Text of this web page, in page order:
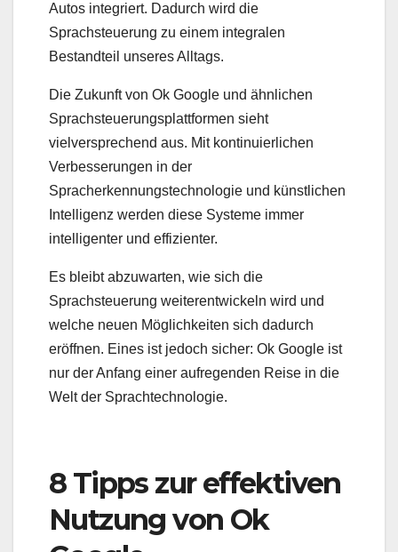
Autos integriert. Dadurch wird die
Sprachsteuerung zu einem integralen
Bestandteil unseres Alltags.
Die Zukunft von Ok Google und ähnlichen
Sprachsteuerungsplattformen sieht
vielversprechend aus. Mit kontinuierlichen
Verbesserungen in der
Spracherkennungstechnologie und künstlichen
Intelligenz werden diese Systeme immer
intelligenter und effizienter.
Es bleibt abzuwarten, wie sich die
Sprachsteuerung weiterentwickeln wird und
welche neuen Möglichkeiten sich dadurch
eröffnen. Eines ist jedoch sicher: Ok Google ist
nur der Anfang einer aufregenden Reise in die
Welt der Sprachtechnologie.
8 Tipps zur effektiven
Nutzung von Ok